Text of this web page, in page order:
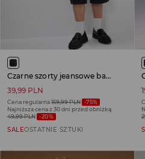
Czarne szorty jeansowe baggy fit z motywem skrzydeł
39,99 PLN
Cena regularna159,99 PLN -75%
Najniższa cena z 30 dni przed obniżką
49,99 PLN -20%
SALEOSTATNIE SZTUKI